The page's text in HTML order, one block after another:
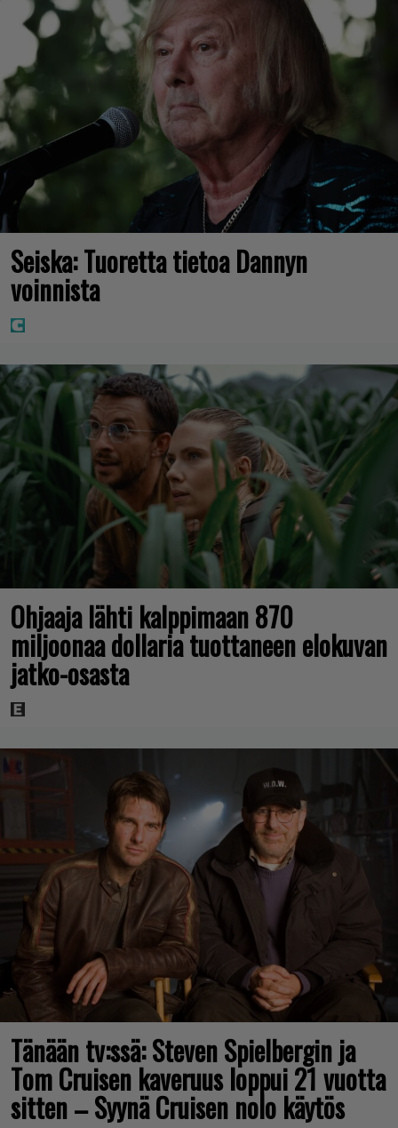
Seiska: Tuoretta tietoa Dannyn
voinnista
Ohjaaja lähti kalppimaan 870
miljoonaa dollaria tuottaneen elokuvan
jatko-osasta
Tänään tv:ssä: Steven Spielbergin ja
Tom Cruisen kaveruus loppui 21 vuotta
sitten – Syynä Cruisen nolo käytös